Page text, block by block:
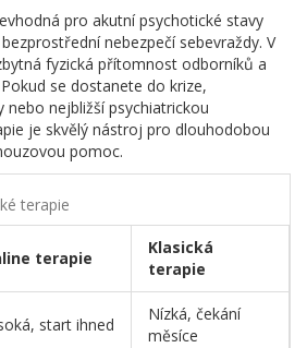
pro akutní psychotické stavy
nebezpečí sebevraždy. V
fyzická přítomnost odborníků a
se dostanete do krize,
nejbližší psychiatrickou
je skvělý nástroj pro dlouhodobou
pomoc.
terapie
terapie
Klasická
terapie
start ihned
Nízká, čekání
měsíce